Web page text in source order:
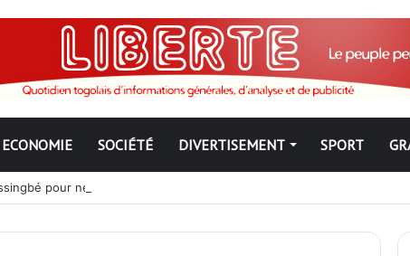
ECONOMIE SOCIÉTÉ DIVERTISEMENT SPORT
pour ne jamais partir ; les Togolais disent non et sont vent